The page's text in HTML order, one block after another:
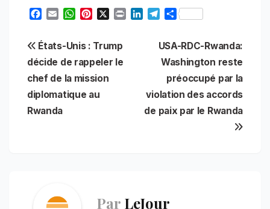
c
e
b
o
o
k
i
W
t
s
A
p
p
e
r
e
s
n
e
g
m
S
r
e
Navigation
de
l’article
USA-RDC-Rwanda:
Washington reste
préoccupé par la
violation des accords
de paix par le Rwanda
États-Unis : Trump
décide de rappeler le
chef de la mission
diplomatique au
Rwanda
Par LeJour